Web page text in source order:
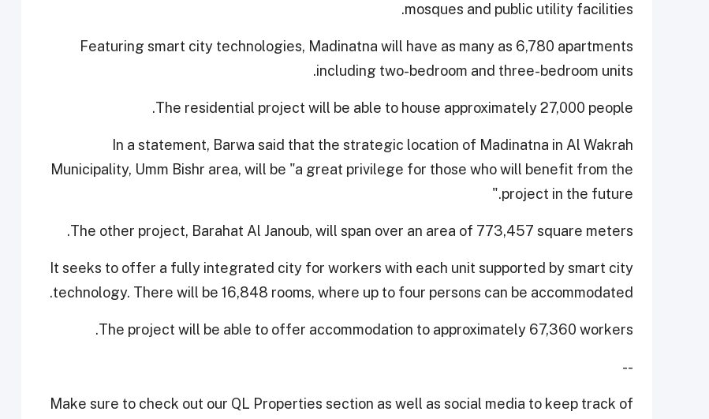
mosques and public utility facilities.
Featuring smart city technologies, Madinatna will have as many as 6,780 apartments
including two-bedroom and three-bedroom units.
The residential project will be able to house approximately 27,000 people.
In a statement, Barwa said that the strategic location of Madinatna in Al Wakrah
Municipality, Umm Bishr area, will be "a great privilege for those who will benefit from the
project in the future."
The other project, Barahat Al Janoub, will span over an area of 773,457 square meters.
It seeks to offer a fully integrated city for workers with each unit supported by smart city
technology. There will be 16,848 rooms, where up to four persons can be accommodated.
The project will be able to offer accommodation to approximately 67,360 workers.
--
Make sure to check out our QL Properties section as well as social media to keep track of